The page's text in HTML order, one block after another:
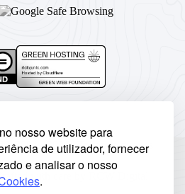
nosso website para
de utilizador, fornecer
e analisar o nosso
.
2004 - 2026 | Todos os direitos
with care by